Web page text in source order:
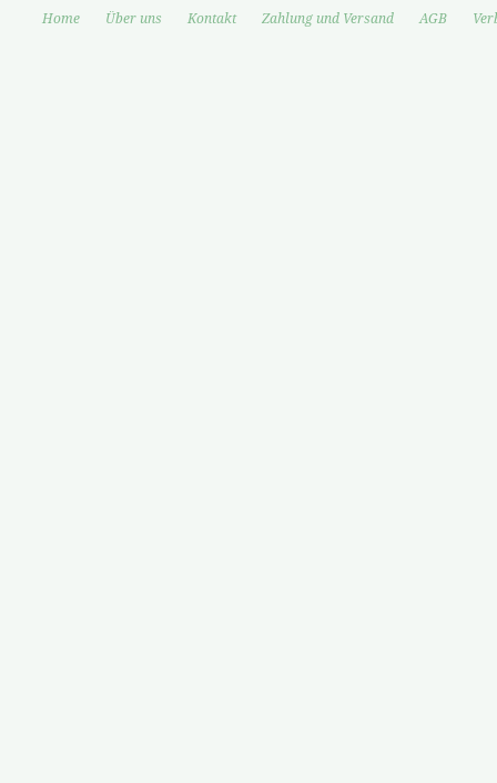
Home Über uns Kontakt Zahlung und Versand AGB